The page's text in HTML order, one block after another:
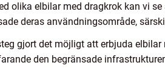
olika elbilar med dragkrok kan vi
deras användningsområde,
gjort det möjligt att erbjuda
den begränsade